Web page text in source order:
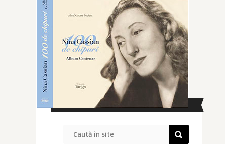
CAUTĂ ÎN SITE